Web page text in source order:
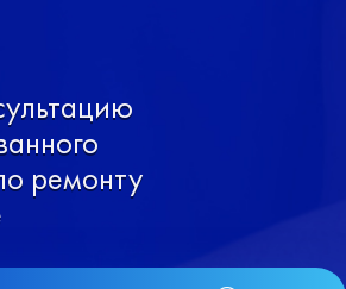
включена
ремонту